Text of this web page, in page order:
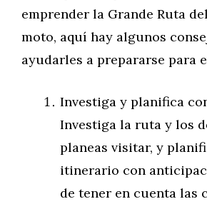
emprender la Grande Ruta
moto, aquí hay algunos
ayudarles a prepararse para
Investiga y planifica
Investiga la ruta y los
planeas visitar, y
itinerario con
de tener en cuenta las